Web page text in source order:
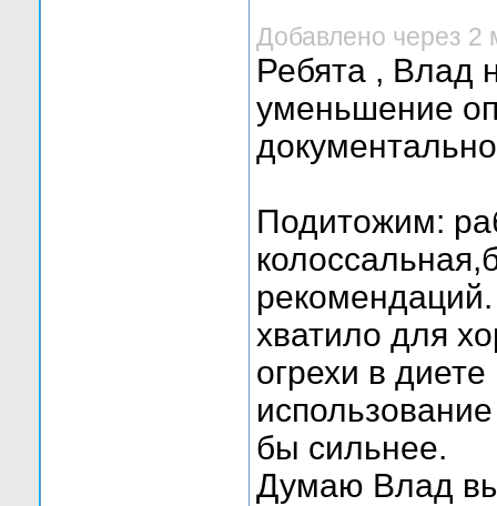
Добавлено через 2
Ребята , Влад
уменьшение
Подитожим:
рекомендаций.
хватило для
огрехи в
бы сильнее.
Думаю Влад